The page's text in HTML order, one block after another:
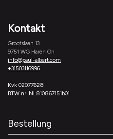
Kontakt
Grootslaan 13
9751 WG Haren Gn
info@paul-albert.com
+31503116996
Kvk 02077628
BTW nr. NL810867151b01
Bestellung